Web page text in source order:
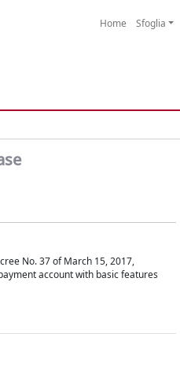
Home Sfoglia
No. 37 of March 15, 2017,
account with basic features